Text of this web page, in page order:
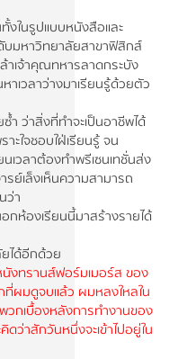
ในรูปแบบหนังสือและ
บมหาวิทยาลัยสาขาฟิสิกส์
าเจ้าคุณทหารลาดกระบัง
าเวลาว่างมาเรียนรู้ด้วยตัว
ำ ว่าสิ่งที่ทำจะเป็นอาชีพได้
าะใจชอบใฝ่เรียนรู้ จน
เวลาต้องทำพรีเซนเทชั่นส่ง
ย์เล็งเห็นความสามารถ
ว่า
กห้องเรียนนี้มาสร้างรายได้
ได้อีกด้วย
งทรานส์ฟอร์มเมอร์ส ของ
ที่ผมดูจบแล้ว ผมหลงใหลใน
กเบื้องหลังการทำงานของ
ว่าสักวันหนึ่งจะเข้าไปอยู่ใน